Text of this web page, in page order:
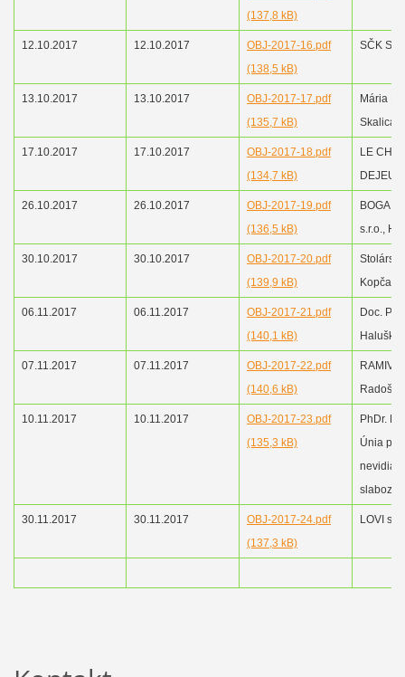
(137,8 kB)
12.10.2017 12.10.2017 OBJ-2017-16.pdf
(138,5 kB)
SČK
13.10.2017 13.10.2017 OBJ-2017-17.pdf
(135,7 kB)
Mária
Skalica
17.10.2017 17.10.2017 OBJ-2017-18.pdf
(134,7 kB)
LE
26.10.2017 26.10.2017 OBJ-2017-19.pdf
(136,5 kB)
BOGA
s.r.o.,
30.10.2017 30.10.2017 OBJ-2017-20.pdf
(139,9 kB) Kopčany
06.11.2017 06.11.2017 OBJ-2017-21.pdf
(140,1 kB)
Doc.
07.11.2017 07.11.2017 OBJ-2017-22.pdf
(140,6 kB)
RAMIVO
10.11.2017 10.11.2017 OBJ-2017-23.pdf
(135,3 kB)
PhDr.
Únia pre
30.11.2017 30.11.2017 OBJ-2017-24.pdf
(137,3 kB)
LOVI